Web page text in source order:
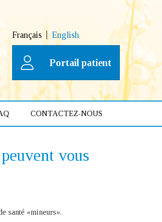
Français English
Portail patient
CONTACTEZ-NOUS
vous
santé «mineurs».